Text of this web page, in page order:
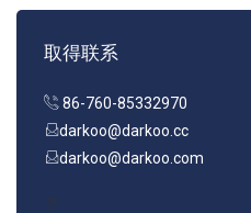
取得联系
86-760-85332970
darkoo@darkoo.cc
darkoo@darkoo.com